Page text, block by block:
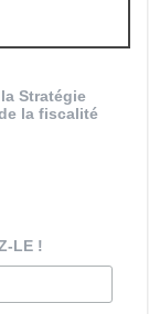
Stratégie
la fiscalité
LE !